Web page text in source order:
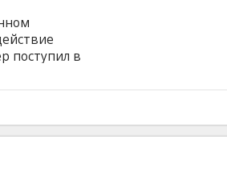
поступил в
чемоданом,
магглом
и все
в бега...
языках.